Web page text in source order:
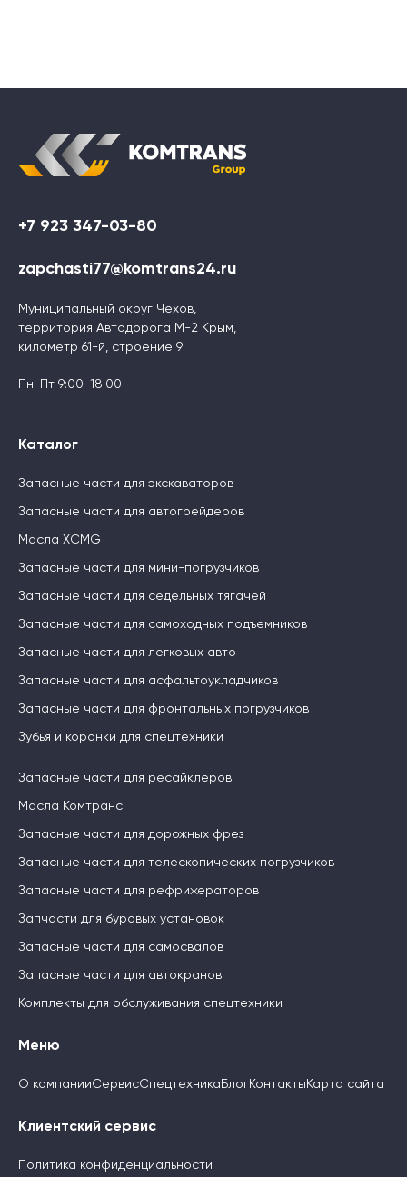
+7 923 347-03-80
zapchasti77@komtrans24.ru
Муниципальный округ Чехов,
территория Автодорога М-2 Крым,
километр 61-й, строение 9
Пн-Пт 9:00-18:00
Каталог
Запасные части для экскаваторов
Запасные части для автогрейдеров
Масла XCMG
Запасные части для мини-погрузчиков
Запасные части для седельных тягачей
Запасные части для самоходных подъемников
Запасные части для легковых авто
Запасные части для асфальтоукладчиков
Запасные части для фронтальных погрузчиков
Зубья и коронки для спецтехники
Запасные части для ресайклеров
Масла Комтранс
Запасные части для дорожных фрез
Запасные части для телескопических погрузчиков
Запасные части для рефрижераторов
Запчасти для буровых установок
Запасные части для самосвалов
Запасные части для автокранов
Комплекты для обслуживания спецтехники
Меню
О компанииСервисСпецтехника БлогКонтакты Карта сайта
Клиентский сервис
Политика конфиденциальности